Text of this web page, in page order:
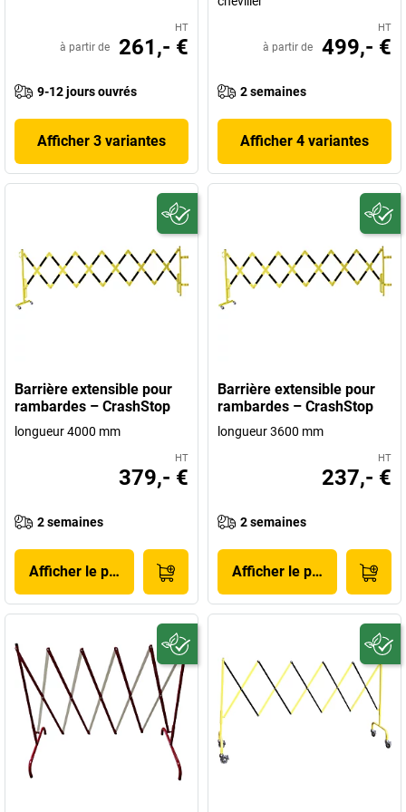
HT
à partir de 261,- €
9-12 jours ouvrés
Afficher 3 variantes
HT
à partir de 499,- €
2 semaines
Afficher 4 variantes
Barrière extensible pour
rambardes – CrashStop
longueur 4000 mm
HT
379,- €
2 semaines
Afficher le produit
Barrière extensible pour
rambardes – CrashStop
longueur 3600 mm
HT
237,- €
2 semaines
Afficher le produit